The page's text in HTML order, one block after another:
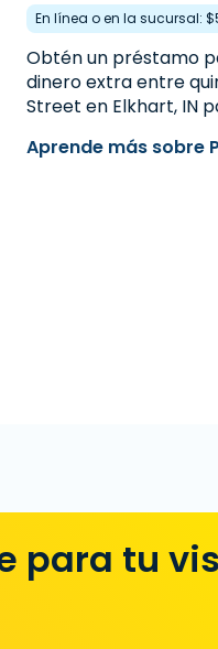
En línea o en la sucursal:
Obtén un préstamo
dinero extra entre
Street en Elkhart, IN
Aprende más sobre
para tu